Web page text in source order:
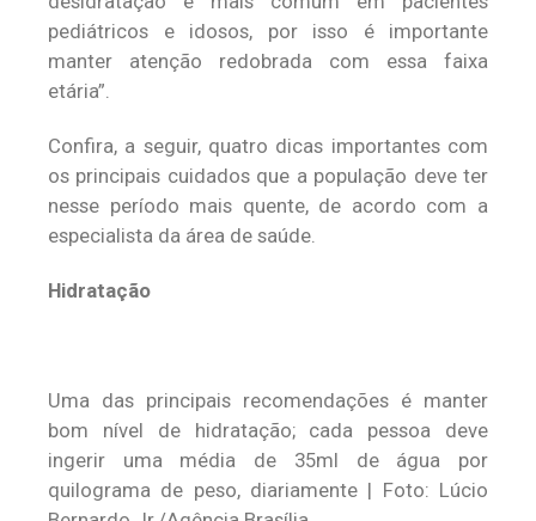
pediátricos e idosos, por isso é importante
manter atenção redobrada com essa faixa
etária”.
Confira, a seguir, quatro dicas importantes com
os principais cuidados que a população deve ter
nesse período mais quente, de acordo com a
especialista da área de saúde.
Hidratação
Uma das principais recomendações é manter
bom nível de hidratação; cada pessoa deve
ingerir uma média de 35ml de água por
quilograma de peso, diariamente | Foto: Lúcio